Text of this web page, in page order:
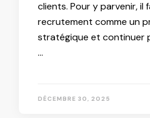
clients. Pour y parvenir, il
recrutement comme un
stratégique et continuer
…
DÉCEMBRE 30, 2025